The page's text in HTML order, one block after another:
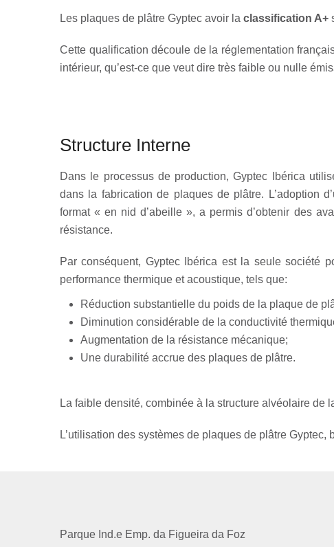
Les plaques de plâtre Gyptec avoir la classification A+
Cette qualification découle de la réglementation
intérieur, qu’est-ce que veut dire très faible ou nulle
Structure Interne
Dans le processus de production, Gyptec Ibérica
dans la fabrication de plaques de plâtre. L’adoption
format « en nid d’abeille », a permis d’obtenir des
résistance.
Par conséquent, Gyptec Ibérica est la seule société
performance thermique et acoustique, tels que:
Réduction substantielle du poids de la plaque de
Diminution considérable de la conductivité
Augmentation de la résistance mécanique;
Une durabilité accrue des plaques de plâtre.
La faible densité, combinée à la structure alvéolaire
L’utilisation des systèmes de plaques de plâtre
Parque Ind.e Emp. da Figueira da Foz